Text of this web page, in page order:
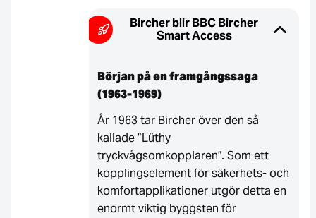
Bircher blir BBC Bircher
Smart Access
Början på en framgångssaga
(1963-1969)
År 1963 tar Bircher över den så
kallade ”Lüthy
tryckvågsomkopplaren”. Som ett
kopplingselement för säkerhets- och
komfortapplikationer utgör detta en
enormt viktig byggsten för